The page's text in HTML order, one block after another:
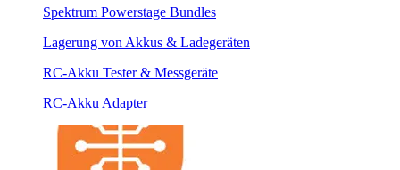
Spektrum Powerstage Bundles
Lagerung von Akkus & Ladegeräten
RC-Akku Tester & Messgeräte
RC-Akku Adapter